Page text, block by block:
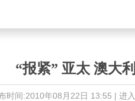
“报紧” 亚太 澳大
时间:2010年08月22日 13:55 | 进